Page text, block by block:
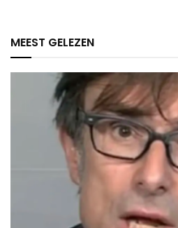
MEEST GELEZEN